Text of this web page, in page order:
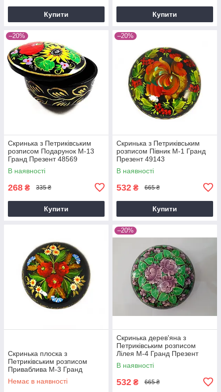
Купити Купити
–20%
Скринька з Петриківським
розписом Подарунок М-13
Гранд Презент 48569
В наявності
268 ₴ 335 ₴
Купити
–20%
Скринька з Петриківським
розписом Півник М-1 Гранд
Презент 49143
В наявності
532 ₴ 665 ₴
Купити
Скринька плоска з
Петриківським розписом
Приваблива М-3 Гранд
Презент 49150
Немає в наявності
–20%
Скринька дерев'яна з
Петриківським розписом
Лілея М-4 Гранд Презент
49672
В наявності
532 ₴ 665 ₴